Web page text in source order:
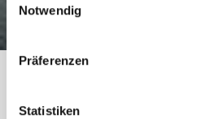
diese Webseite auch in Zukunft zu
Wenn Sie nur einzelne Cookies
Sie diese unter "Auswahl
Cookies gespeichert. Ihre
w
Notwendig
Präferenzen
Statistiken
Jetzt kalkulieren
Standort &